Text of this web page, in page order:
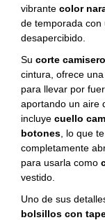
vibrante color
de temporada con
desapercibido.
Su corte
cintura, ofrece
para llevar por
aportando un aire
incluye cuello
botones , lo que
completamente
para usarla como
vestido.
Uno de sus
bolsillos con